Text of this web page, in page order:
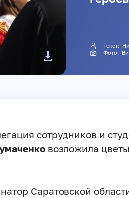
Фото:
сотрудников и
возложила
Саратовской